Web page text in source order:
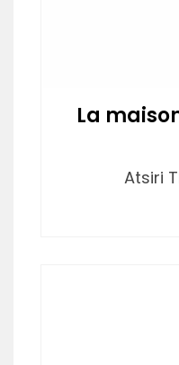
La
Atsiri